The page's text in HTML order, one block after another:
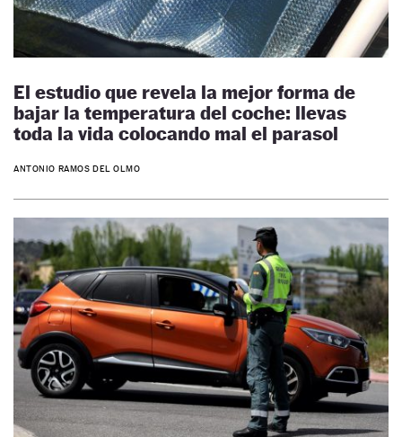
El estudio que revela la mejor forma de
bajar la temperatura del coche: llevas
toda la vida colocando mal el parasol
ANTONIO RAMOS DEL OLMO